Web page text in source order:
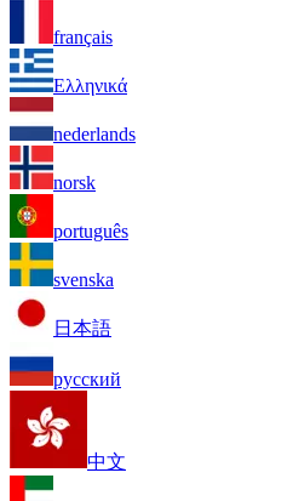
français
Ελληνικά
nederlands
norsk
português
svenska
日本語
русский
中文